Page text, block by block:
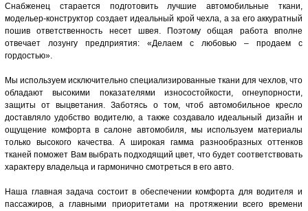
Снабженец старается подготовить лучшие автомобильные ткани,
модельер-конструктор создает идеальный крой чехла, а за его аккуратный
пошив ответственность несет швея. Поэтому общая работа вполне
отвечает лозунгу предприятия: «Делаем с любовью – продаем с
гордостью».
Мы используем исключительно специализированные ткани для чехлов, что
обладают высокими показателями износостойкости, огнеупорности,
защиты от выцветания. Заботясь о том, чтоб автомобильное кресло
доставляло удобство водителю, а также создавало идеальный дизайн и
ощущение комфорта в салоне автомобиля, мы используем материалы
только высокого качества. А широкая гамма разнообразных оттенков
тканей поможет Вам выбрать подходящий цвет, что будет соответствовать
характеру владельца и гармонично смотреться в его авто.
Наша главная задача состоит в обеспечении комфорта для водителя и
пассажиров, а главными приоритетами на протяжении всего времени